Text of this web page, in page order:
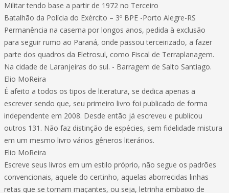
Militar tendo base a partir de 1972 no Terceiro
Batalhão da Polícia do Exército – 3º BPE -Porto Alegre-RS
Permanência na caserna por longos anos, pedida à exclusão
para seguir rumo ao Paraná, onde passou terceirizado, a fazer
parte dos quadros da Eletrosul, como Fiscal de Terraplanagem.
Na cidade de Laranjeiras do sul. - Barragem de Salto Santiago.
Elio MoReira
É afeito a todos os tipos de literatura, se dedica apenas a
escrever sendo que, seu primeiro livro foi publicado de forma
independente em 2008. Desde então já escreveu e publicou
outros 131. Não faz distinção de espécies, sem fidelidade mistura
em um mesmo livro vários gêneros literários.
Elio MoReira
Escreve seus livros em um estilo próprio, não segue os padrões
convencionais, aquele do certinho, aquelas aborrecidas linhas
retas que se tornam maçantes, ou seja, letrinha embaixo de